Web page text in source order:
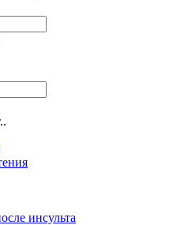
инсульта